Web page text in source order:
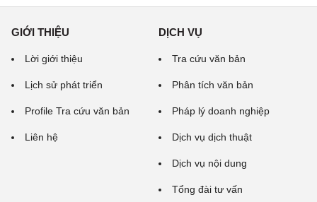
GIỚI THIỆU
Lời giới thiệu
Lịch sử phát triển
Profile Tra cứu văn bản
Liên hệ
DỊCH VỤ
Tra cứu văn bản
Phân tích văn bản
Pháp lý doanh nghiệp
Dịch vụ dịch thuật
Dịch vụ nội dung
Tổng đài tư vấn